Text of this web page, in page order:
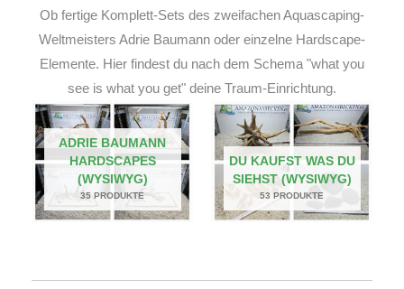
Ob fertige Komplett-Sets des zweifachen Aquascaping-
Weltmeisters Adrie Baumann oder einzelne Hardscape-
Elemente. Hier findest du nach dem Schema "what you
see is what you get" deine Traum-Einrichtung.
ADRIE BAUMANN
HARDSCAPES
(WYSIWYG)
35 PRODUKTE
DU KAUFST WAS DU
SIEHST (WYSIWYG)
53 PRODUKTE